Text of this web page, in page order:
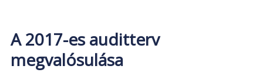
A 2017-es auditterv
megvalósulása